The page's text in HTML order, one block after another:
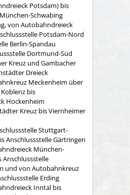
Potsdam) bis
Schwabing
von Autobahndreieck
Potsdam-Nord
Berlin-Spandau
Dortmund-Süd
Kreuz und Gambacher
Dreieck
Meckenheim über
bis
Hockenheim
Kreuz bis Viernheimer
Stuttgart-
Anschlussstelle Gärtringen
München-
Anschlussstelle
und von Autobahnkreuz
Erding
Inntal bis